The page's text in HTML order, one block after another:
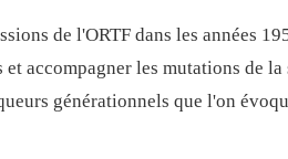
de l'ORTF dans les années
accompagner les mutations de
générationnels que l'on